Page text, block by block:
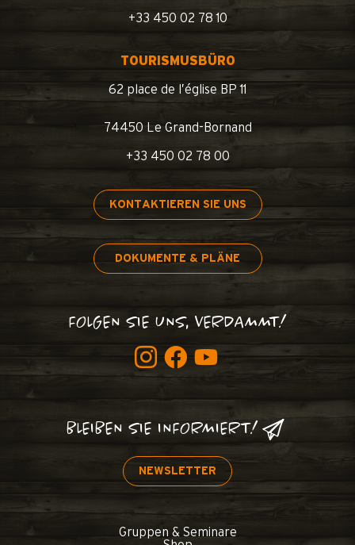
+33 450 02 78 10
TOURISMUSBÜRO
62 place de l’église BP 11
74450 Le Grand-Bornand
+33 450 02 78 00
KONTAKTIEREN SIE UNS
DOKUMENTE & PLÄNE
FOLGEN SIE UNS, VERDAMMT!
BLEIBEN SIE INFORMIERT!
NEWSLETTER
Gruppen & Seminare